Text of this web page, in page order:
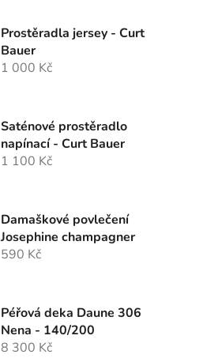
Prostěradla jersey - Curt
Bauer
1 000 Kč
Saténové prostěradlo
napínací - Curt Bauer
1 100 Kč
Damaškové povlečení
Josephine champagner
590 Kč
Péřová deka Daune 306
Nena - 140/200
8 300 Kč